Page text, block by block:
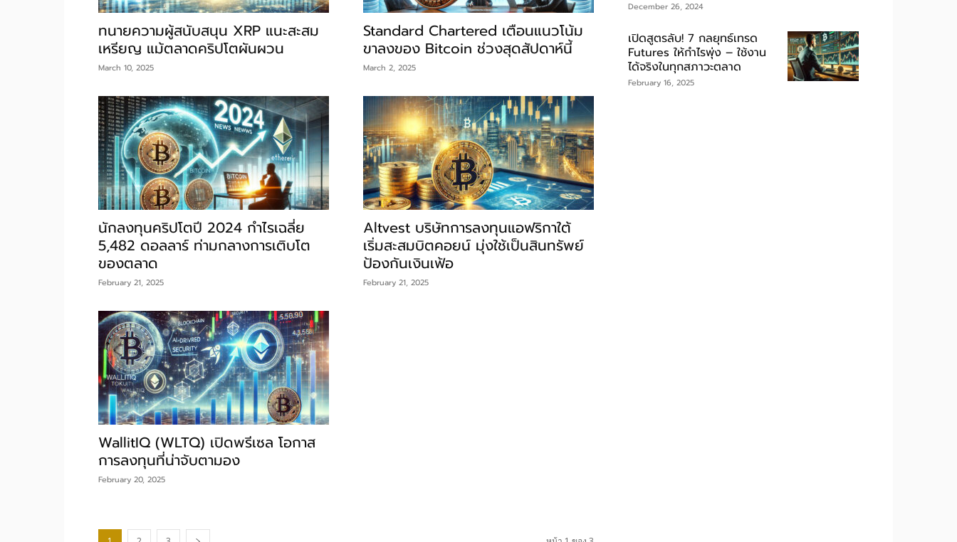
ทนายความผู้สนับสนุน XRP แนะสะสม
เหรียญ แม้ตลาดคริปโตผันผวน
March 10, 2025
Standard Chartered เตือนแนวโน้ม
ขาลงของ Bitcoin ช่วงสุดสัปดาห์นี้
March 2, 2025
นักลงทุนคริปโตปี 2024 กำไรเฉลี่ย
5,482 ดอลลาร์ ท่ามกลางการเติบโต
ของตลาด
February 21, 2025
Altvest บริษัทการลงทุนแอฟริกาใต้
เริ่มสะสมบิตคอยน์ มุ่งใช้เป็นสินทรัพย์
ป้องกันเงินเฟ้อ
February 21, 2025
WallitIQ (WLTQ) เปิดพรีเซล โอกาส
การลงทุนที่น่าจับตามอง
February 20, 2025
December 26, 2024
เปิดสูตรลับ! 7 กลยุทธ์เทรด
Futures ให้กำไรพุ่ง – ใช้งาน
ได้จริงในทุกสภาวะตลาด
February 16, 2025